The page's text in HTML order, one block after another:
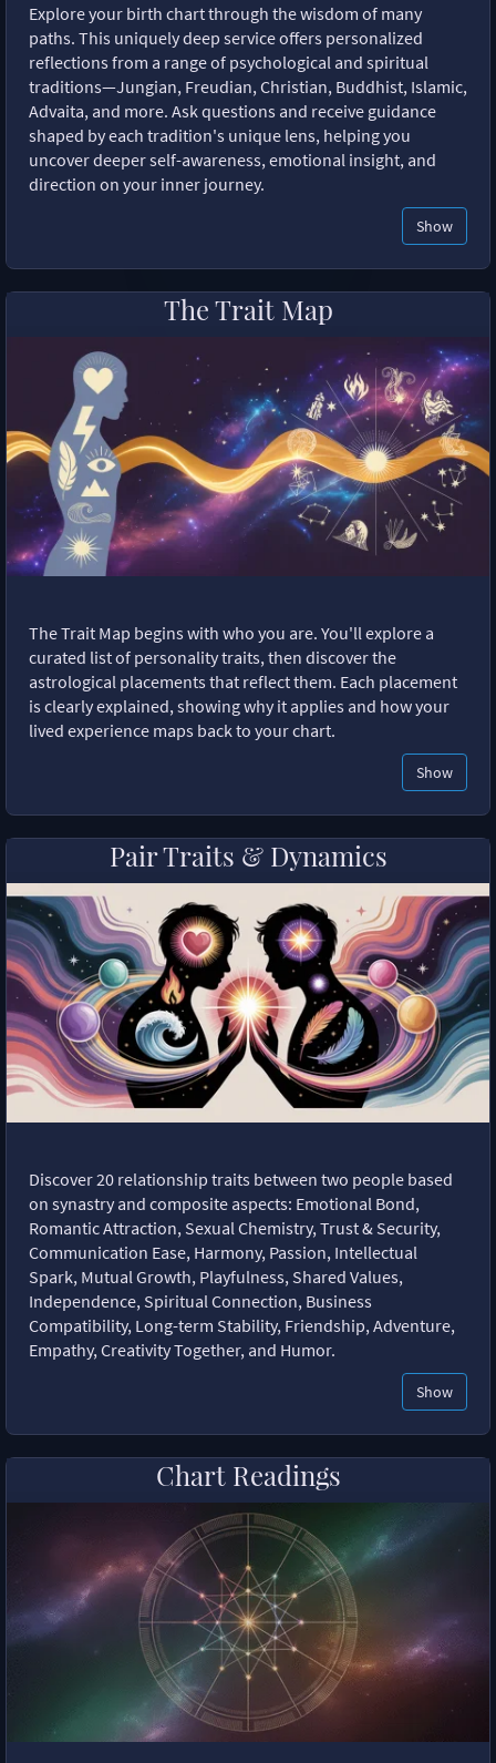
Explore your birth chart through the wisdom of many
paths. This uniquely deep service offers personalized
reflections from a range of psychological and spiritual
traditions—Jungian, Freudian, Christian, Buddhist, Islamic,
Advaita, and more. Ask questions and receive guidance
shaped by each tradition's unique lens, helping you
uncover deeper self-awareness, emotional insight, and
direction on your inner journey.
Show
The Trait Map
The Trait Map begins with who you are. You'll explore a
curated list of personality traits, then discover the
astrological placements that reflect them. Each placement
is clearly explained, showing why it applies and how your
lived experience maps back to your chart.
Show
Pair Traits & Dynamics
Discover 20 relationship traits between two people based
on synastry and composite aspects: Emotional Bond,
Romantic Attraction, Sexual Chemistry, Trust & Security,
Communication Ease, Harmony, Passion, Intellectual
Spark, Mutual Growth, Playfulness, Shared Values,
Independence, Spiritual Connection, Business
Compatibility, Long-term Stability, Friendship, Adventure,
Empathy, Creativity Together, and Humor.
Show
Chart Readings